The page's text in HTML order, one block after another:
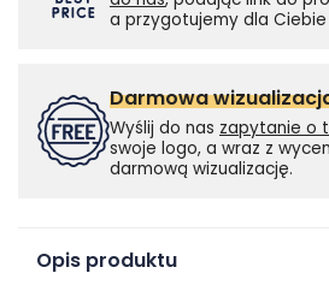
a przygotujemy dla
Darmowa
Wyślij do nas zapytanie o
swoje logo, a wraz z
darmową wizualizację.
Opis produktu